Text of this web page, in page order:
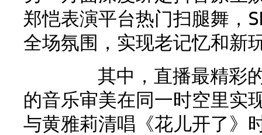
郑恺表演平台热门扫腿舞，
全场氛围，实现老记忆和新
其中，直播最精彩的
的音乐审美在同一时空里实
与黄雅莉清唱《花儿开了》